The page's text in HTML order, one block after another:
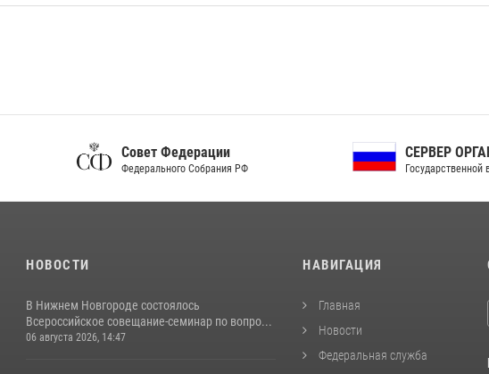
Совет Федерации
Федерального Собрания РФ
СЕРВЕР ОРГАНОВ
Государственной власти РФ
НОВОСТИ
В Нижнем Новгороде состоялось
Всероссийское совещание-семинар по вопро...
06 августа 2026, 14:47
НАВИГАЦИЯ
Главная
Новости
Федеральная служба